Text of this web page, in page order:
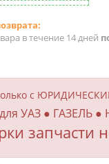
в течение 14 дней
с
УАЗ ● ГАЗЕЛЬ
запчасти